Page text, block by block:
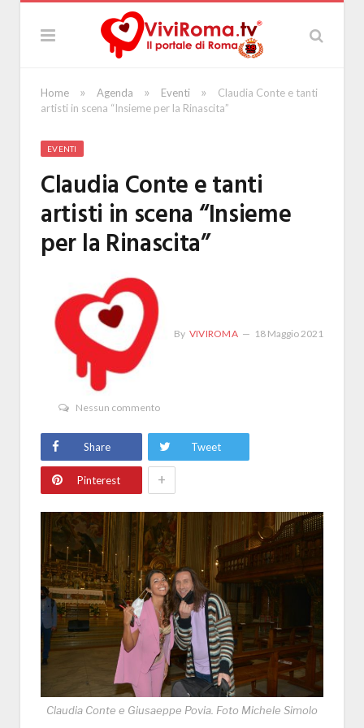
Home » Agenda » Eventi »
Claudia Conte e tanti
artisti in scena “Insieme per la Rinascita”
EVENTI
Claudia Conte e tanti
artisti in scena “Insieme
per la Rinascita”
By VIVIROMA 18 Maggio 2021
Nessun commento
Share Tweet
Pinterest +
Claudia Conte e Giusaeppe Povia. Foto Michele Simolo